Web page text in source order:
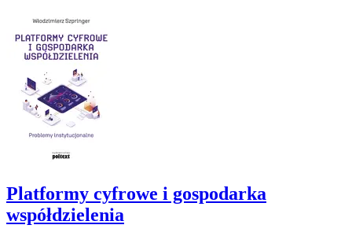
Platformy cyfrowe i gospodarka
współdzielenia